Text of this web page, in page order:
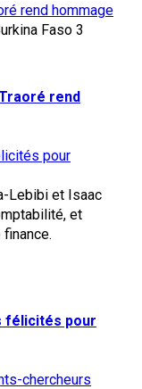
rend hommage
3
rend
pour
félicités pour
chercheurs